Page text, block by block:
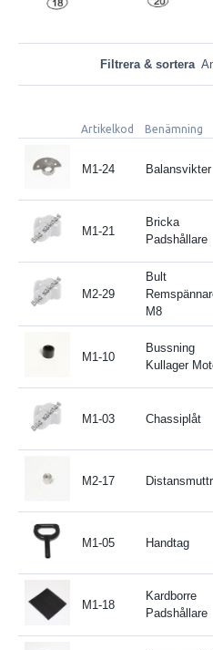
Filtrera & sortera
Artikelkod Benämning
M1-24 Balansvikter
M1-21
Bricka
Padshållare
M2-29
Bult
M8
M1-10
Bussning
Kullager
M1-03 Chassiplåt
M2-17
M1-05 Handtag
M1-18
Kardborre
Padshållare